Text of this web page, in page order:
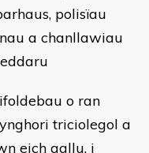
polisïau
a chanllawiau
o ran
triciolegol a
eich gallu, i